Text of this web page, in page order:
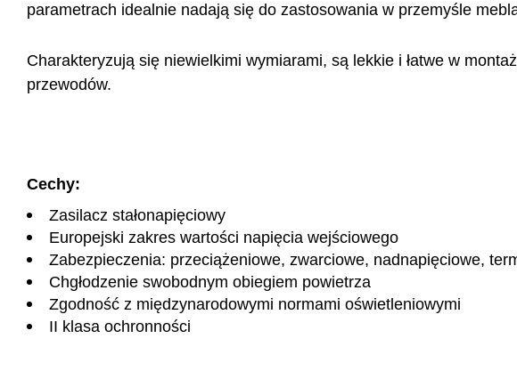
parametrach idealnie nadają się do zastosowania w przemyśle
Charakteryzują się niewielkimi wymiarami, są lekkie i łatwe w
przewodów.
Cechy:
Zasilacz stałonapięciowy
Europejski zakres wartości napięcia wejściowego
Zabezpieczenia: przeciążeniowe, zwarciowe, nadnapięciowe,
Chgłodzenie swobodnym obiegiem powietrza
Zgodność z międzynarodowymi normami oświetleniowymi
II klasa ochronności